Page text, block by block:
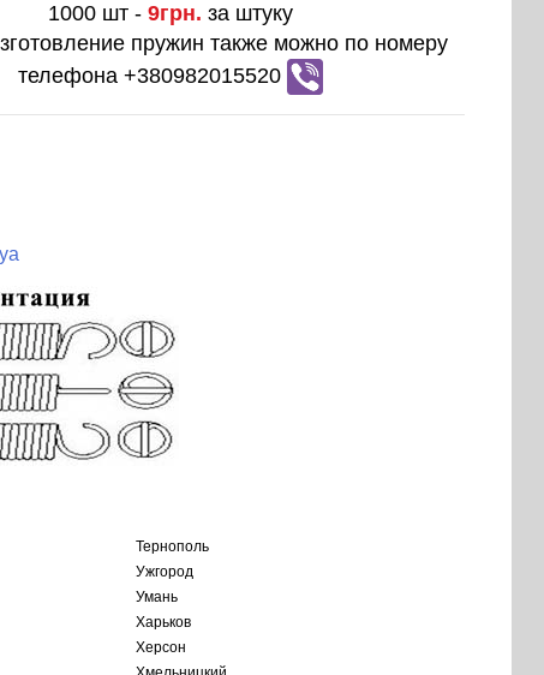
1000 шт -9грн. за штуку
пружин также можно по номеру
телефона +380982015520
Тернополь
Ужгород
Умань
Харьков
Херсон